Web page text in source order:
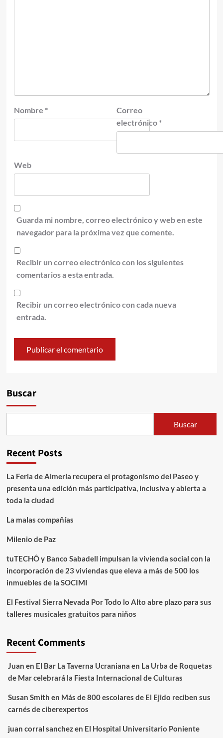
Nombre *
Correo
electrónico *
Web
Guarda mi nombre, correo electrónico y web en este
navegador para la próxima vez que comente.
Recibir un correo electrónico con los siguientes
comentarios a esta entrada.
Recibir un correo electrónico con cada nueva
entrada.
Buscar
Buscar
Recent Posts
La Feria de Almería recupera el protagonismo del Paseo y
presenta una edición más participativa, inclusiva y abierta a
toda la ciudad
La malas compañías
Milenio de Paz
tuTECHÔ y Banco Sabadell impulsan la vivienda social con la
incorporación de 23 viviendas que eleva a más de 500 los
inmuebles de la SOCIMI
El Festival Sierra Nevada Por Todo lo Alto abre plazo para sus
talleres musicales gratuitos para niños
Recent Comments
Juan en El Bar La Taverna Ucraniana en La Urba de Roquetas
de Mar celebrará la Fiesta Internacional de Culturas
Susan Smith en Más de 800 escolares de El Ejido reciben sus
carnés de ciberexpertos
juan corral sanchezen El Hospital Universitario Poniente